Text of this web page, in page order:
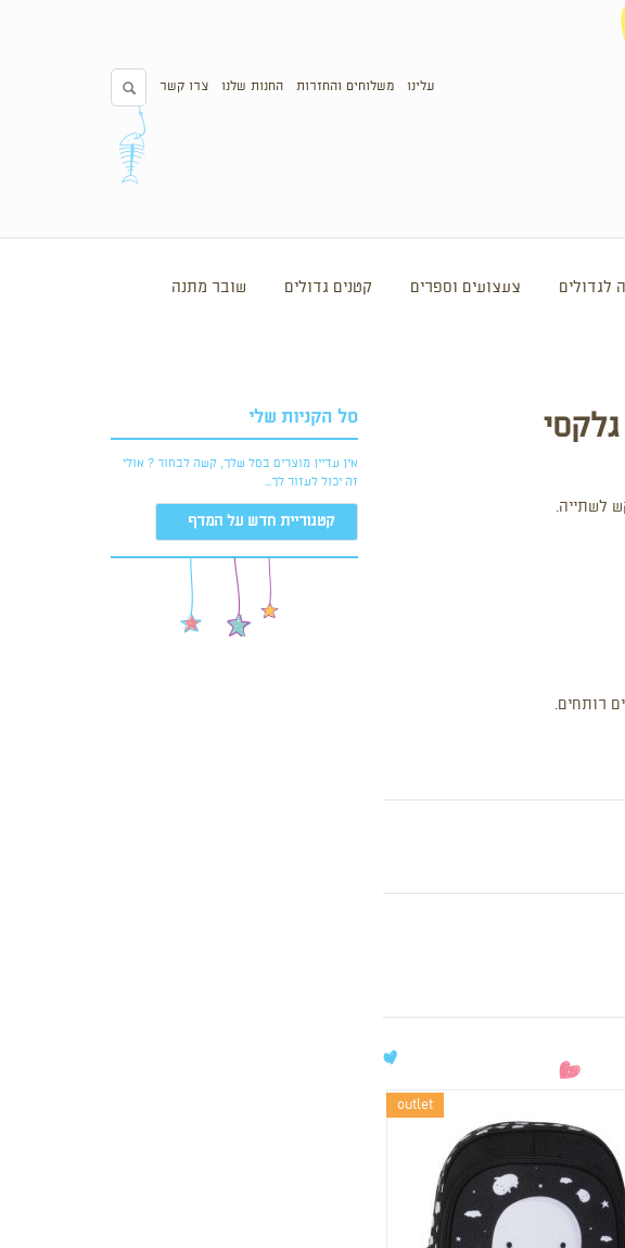
עלינו משלוחים והחזרות החנות שלנו צרו קשר
לגדולים צעצועים וספרים קטנים גדולים שובר מתנה
לשתייה.
רותחים.
סל הקניות שלי
אין עדיין מוצרים בסל שלך, קשה לבחור ? אולי
זה יכול לעזור לך...
קטגוריית חדש על המדף
outlet